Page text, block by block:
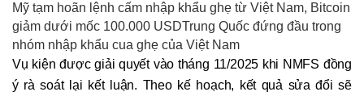
Mỹ tạm hoãn lệnh cấm nhập khẩu ghẹ từ Việt Nam, Bitcoin
giảm dưới mốc 100.000 USDTrung Quốc đứng đầu trong
nhóm nhập khẩu cua ghẹ của Việt Nam
Vụ kiện được giải quyết vào tháng 11/2025 khi NMFS đồng
ý rà soát lại kết luận. Theo kế hoạch, kết quả sửa đổi sẽ